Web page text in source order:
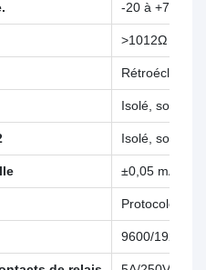
-20 à +70℃
>1012Ω
Isolé, sortie 4
Isolé, sortie 4
±0,05 mA
Protocole
9600/19200/